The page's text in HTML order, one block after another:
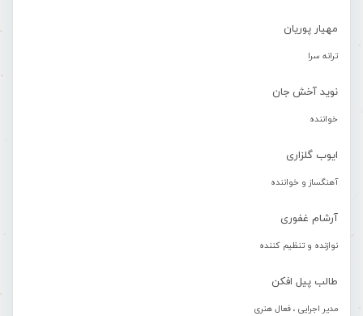
مهیار پوریان
ترانه سرا
نوید آخش جان
خواننده
ایوب گلزاری
آهنگساز و خواننده
آرشام غفوری
نوازنده و تنظیم کننده
طالب پیل افکن
مدیر اجرایی ، فعال هنری